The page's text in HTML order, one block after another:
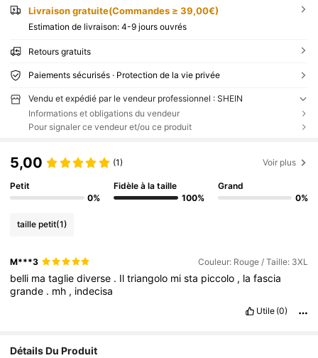
Livraison gratuite(Commandes ≥ 39,00€)
Estimation de livraison: 4-9 jours ouvrés
Retours gratuits
Paiements sécurisés · Protection de la vie privée
Vendu et expédié par le vendeur professionnel : SHEIN
Informations et obligations du vendeur
Pour signaler ce vendeur et/ou ce produit
5,00 (1) Voir plus
Petit
0%
Fidèle à la taille
100%
Grand
0%
taille petit(1)
M***3 Couleur: Rouge / Taille: 3XL
belli matagliediverse . Iltriangolo mista piccolo , lafascia
grande . mh , indecisa
Utile (0)
Détails Du Produit